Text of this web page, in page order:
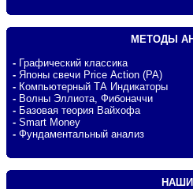
МЕТОДЫ
- Графический классика
- Японы свечи Price Action (PA)
- Компьютерный ТА Индикаторы
- Волны Эллиота, Фибоначчи
- Базовая теория Вайхофа
- Smart Money
- Фундаментальный анализ
НАШИ